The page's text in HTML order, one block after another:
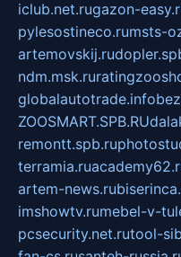
iclub.net.rugazon-
pylesostineco.rumsts-
artemovskij.ru
ndm.msk.ru
globalautotrade.info
ZOOSMART.SPB.RU
remontt.spb.ru
terramia.ru
artem-news.ru
imshowtv.rumebel-v-
pcsecurity.net.rutool-